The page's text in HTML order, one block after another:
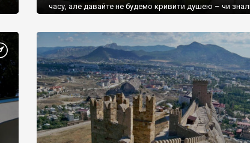
часу, але давайте не будемо кривити душею – чи